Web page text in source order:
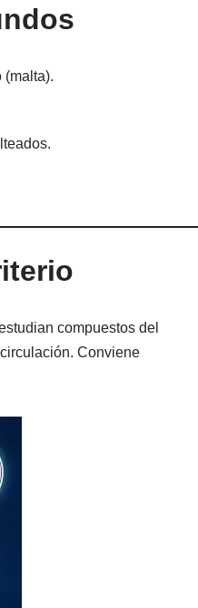
(malta).
compuestos del
Conviene